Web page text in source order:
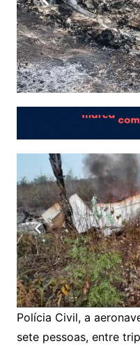
Polícia Civil, a
sete pessoas, entre